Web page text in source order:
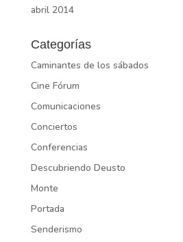
abril 2014
Categorías
Caminantes de los sábados
Cine Fórum
Comunicaciones
Conciertos
Conferencias
Descubriendo Deusto
Monte
Portada
Senderismo